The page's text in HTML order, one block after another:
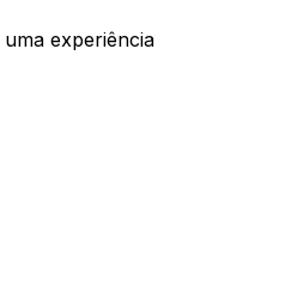
uma experiência